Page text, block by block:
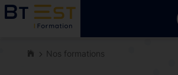
Nos formations